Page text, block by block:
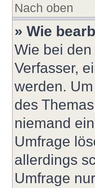
Nach oben
» Wie
Wie bei
Verfasser,
werden.
des
niemand
Umfrage
allerdings
Umfrage